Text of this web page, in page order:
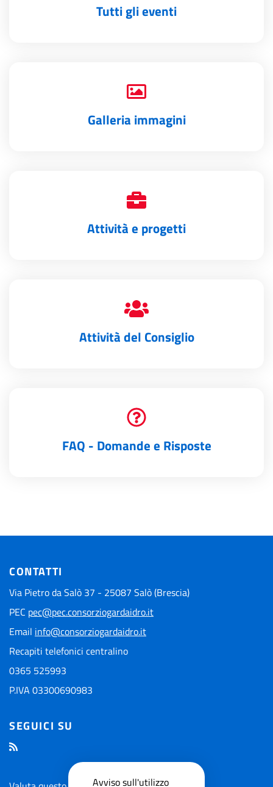
Tutti gli eventi
Galleria immagini
Attività e progetti
Attività del Consiglio
FAQ - Domande e Risposte
CONTATTI
Via Pietro da Salò 37 - 25087 Salò (Brescia)
PEC pec@pec.consorziogardaidro.it
Email info@consorziogardaidro.it
Recapiti telefonici centralino
0365 525993
P.IVA 03300690983
SEGUICI SU
Avviso sull'utilizzo